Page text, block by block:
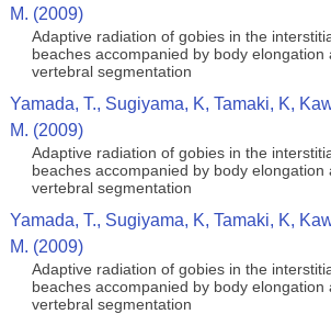
M. (2009)
Adaptive radiation of gobies in the
beaches accompanied by body elongation
vertebral segmentation
Yamada, T., Sugiyama, K, Tamaki, K,
M. (2009)
Adaptive radiation of gobies in the
beaches accompanied by body elongation
vertebral segmentation
Yamada, T., Sugiyama, K, Tamaki, K,
M. (2009)
Adaptive radiation of gobies in the
beaches accompanied by body elongation
vertebral segmentation